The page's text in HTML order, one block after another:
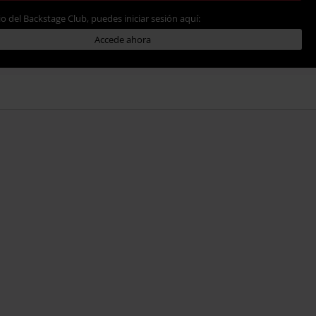
del Backstage Club, puedes iniciar sesión aquí:
Accede ahora